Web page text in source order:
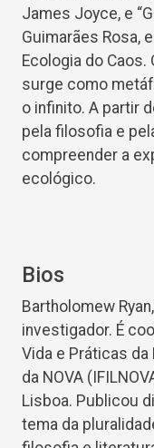
James Joyce, e
Guimarães Rosa,
Ecologia do
surge como
o infinito. A partir
pela filosofia e
compreender a
ecológico.
Bios
Bartholomew
investigador. É
Vida e Práticas da
da NOVA
Lisboa. Publicou
tema da